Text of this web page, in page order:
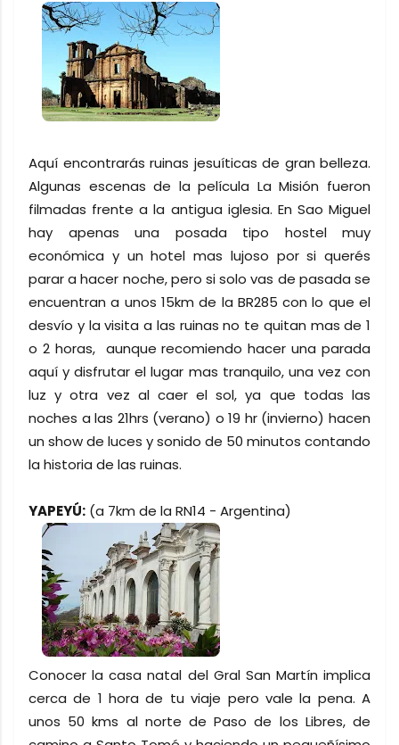
Aquí encontrarás ruinas jesuíticas de gran belleza.
Algunas escenas de la película La Misión fueron
filmadas frente a la antigua iglesia. En Sao Miguel
hay apenas una posada tipo hostel muy
económica y un hotel mas lujoso por si querés
parar a hacer noche, pero si solo vas de pasada se
encuentran a unos 15km de la BR285 con lo que el
desvío y la visita a las ruinas no te quitan mas de 1
o 2 horas, aunque recomiendo hacer una parada
aquí y disfrutar el lugar mas tranquilo, una vez con
luz y otra vez al caer el sol, ya que todas las
noches a las 21hrs (verano) o 19 hr (invierno) hacen
un show de luces y sonido de 50 minutos contando
la historia de las ruinas.
YAPEYÚ: (a 7km de la RN14 - Argentina)
Conocer la casa natal del Gral San Martín implica
cerca de 1 hora de tu viaje pero vale la pena. A
unos 50 kms al norte de Paso de los Libres, de